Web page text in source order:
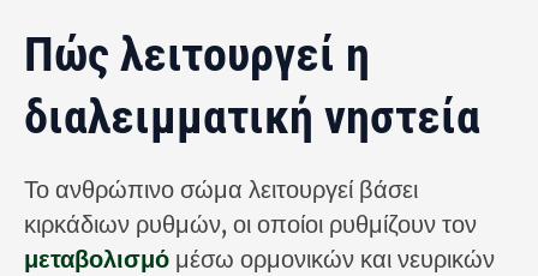
Πώς λειτουργεί η
διαλειμματική νηστεία
Το ανθρώπινο σώμα λειτουργεί βάσει
κιρκάδιων ρυθμών, οι οποίοι ρυθμίζουν τον
μεταβολισμό μέσω ορμονικών και νευρικών